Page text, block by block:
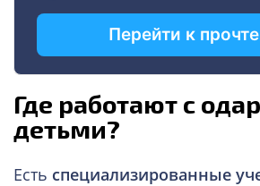
Где работают с
детьми?
Есть специализированные